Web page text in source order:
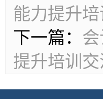
能力提升
下一篇：
提升培训